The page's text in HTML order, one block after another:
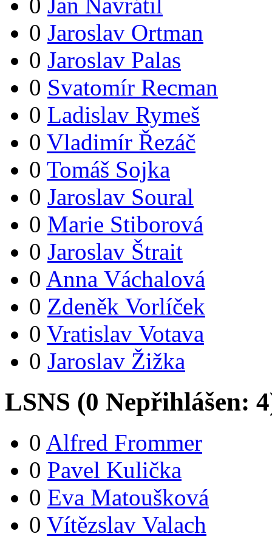
0 Jan Navrátil
0 Jaroslav Ortman
0 Jaroslav Palas
0 Svatomír Recman
0 Ladislav Rymeš
0 Vladimír Řezáč
0 Tomáš Sojka
0 Jaroslav Soural
0 Marie Stiborová
0 Jaroslav Štrait
0 Anna Váchalová
0 Zdeněk Vorlíček
0 Vratislav Votava
0 Jaroslav Žižka
LSNS (0 Nepřihlášen: 4
0 Alfred Frommer
0 Pavel Kulička
0 Eva Matoušková
0 Vítězslav Valach